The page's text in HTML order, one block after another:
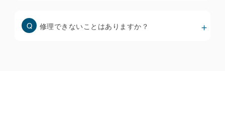
修理できないことはありますか？